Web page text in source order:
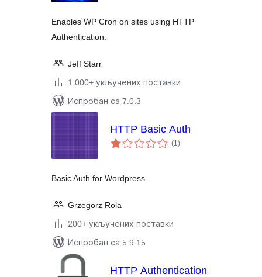
Enables WP Cron on sites using HTTP
Authentication.
Jeff Starr
1.000+ укључених поставки
Испробан са 7.0.3
HTTP Basic Auth
(1укупних
оцена
)
Basic Auth for Wordpress.
Grzegorz Rola
200+ укључених поставки
Испробан са 5.9.15
HTTP Authentication